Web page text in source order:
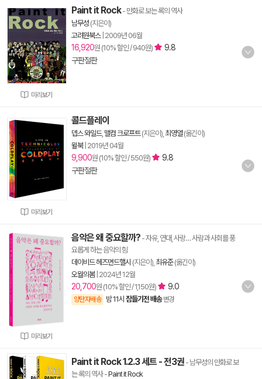
미리보기
Paint it Rock- 만화로 보는 록의 역사
남무성 (지은이)
고려원북스| 2009년 06월
16,920원 (10% 할인 / 940원)
9.8
구판절판
미리보기
콜드플레이
뎁스 와일드, 맬컴 크로프트(지은이), 최영열(옮긴이)
윌북| 2019년 04월
9,900원 (10% 할인 / 550원)
9.8
구판절판
미리보기
음악은 왜 중요할까? - 자유, 연대, 사랑… 사람과 사회를 풍
요롭게 하는 음악의 힘
데이비드 헤즈먼드핼시 (지은이), 최유준(옮긴이)
오월의봄| 2024년 12월
20,700원 (10% 할인 / 1,150원) 9.0
양탄자배송 밤 11시 잠들기전 배송 변경
Paint it Rock 1.2.3 세트 - 전3권 - 남무성의 만화로 보
는 록의 역사-Paint it Rock